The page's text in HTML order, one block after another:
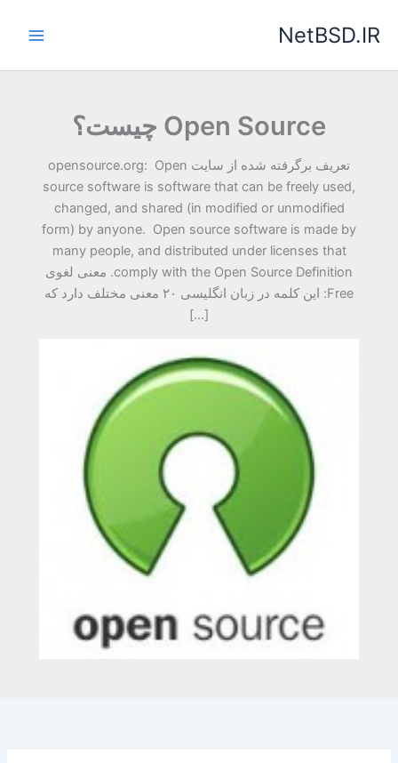
NetBSD.IR
Open Source چیست؟
تعریف برگرفته شده از سایت opensource.org: Open
source software is software that can be freely used,
changed, and shared (in modified or unmodified
form) by anyone. Open source software is made by
many people, and distributed under licenses that
comply with the Open Source Definition. معنی لغوی
Free: این کلمه در زبان انگلیسی ۲۰ معنی مختلف دارد که
[…]